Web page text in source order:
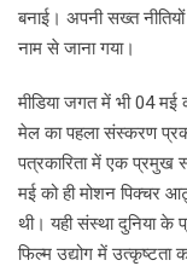
बनाई। अपनी सख्त
नाम से जाना गया।
मीडिया जगत में भी 04 मई
मेल का पहला संस्करण
पत्रकारिता में एक प्रमुख
मई को ही मोशन पिक्चर
थी। यही संस्था दुनिया के
फिल्म उद्योग में उत्कृष्टता